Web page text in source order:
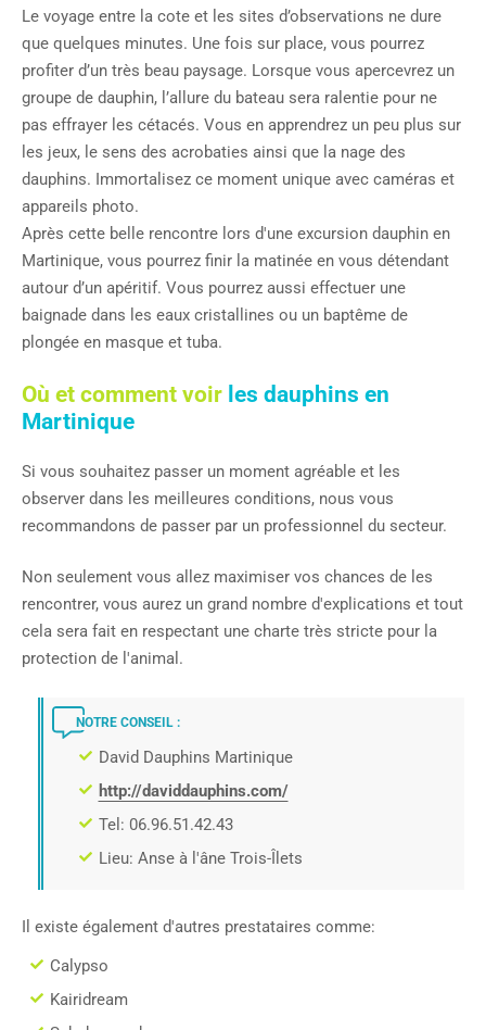
Le voyage entre la cote et les sites d’observations ne dure
que quelques minutes. Une fois sur place, vous pourrez
profiter d’un très beau paysage. Lorsque vous apercevrez un
groupe de dauphin, l’allure du bateau sera ralentie pour ne
pas effrayer les cétacés. Vous en apprendrez un peu plus sur
les jeux, le sens des acrobaties ainsi que la nage des
dauphins. Immortalisez ce moment unique avec caméras et
appareils photo.
Après cette belle rencontre lors d'une excursion dauphin en
Martinique, vous pourrez finir la matinée en vous détendant
autour d’un apéritif. Vous pourrez aussi effectuer une
baignade dans les eaux cristallines ou un baptême de
plongée en masque et tuba.
Où et comment voir les dauphins en
Martinique
Si vous souhaitez passer un moment agréable et les
observer dans les meilleures conditions, nous vous
recommandons de passer par un professionnel du secteur.
Non seulement vous allez maximiser vos chances de les
rencontrer, vous aurez un grand nombre d'explications et tout
cela sera fait en respectant une charte très stricte pour la
protection de l'animal.
NOTRE CONSEIL :
David Dauphins Martinique
http://daviddauphins.com/
Tel: 06.96.51.42.43
Lieu: Anse à l'âne Trois-Îlets
Il existe également d'autres prestataires comme:
Calypso
Kairidream